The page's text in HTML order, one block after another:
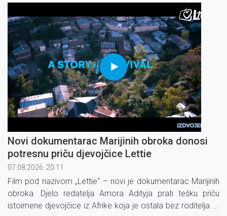
Novi dokumentarac Marijinih obroka donosi
potresnu priču djevojčice Lettie
07.08.2026. 20:11
Film pod nazivom „Lettie“ – novi je dokumentarac Marijinih
obroka. Djelo redatelja Amora Adityja prati tešku priču
istoimene djevojčice iz Afrike koja je ostala bez roditelja te